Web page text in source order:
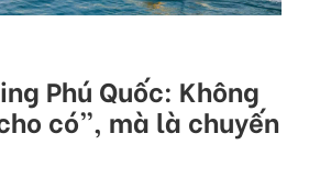
Phú Quốc: Không
có”, mà là chuyến